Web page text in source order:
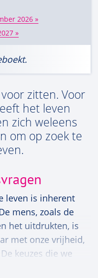
zitten. Voor
het leven
zich weleens
om op zoek te
leven is inherent
mens, zoals de
het uitdrukten, is
met onze vrijheid,
keuzes die we
andere
2026